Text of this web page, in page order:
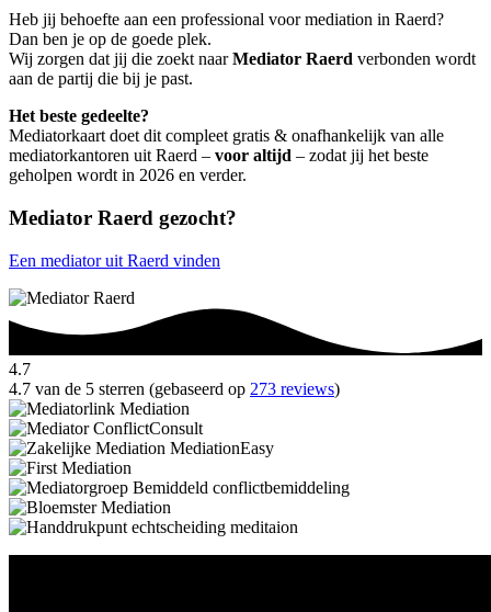
Heb jij behoefte aan een professional voor mediation in Raerd?
Dan ben je op de goede plek.
Wij zorgen dat jij die zoekt naarMediator Raerd verbonden wordt
aan de partij die bij je past.
Het beste gedeelte?
Mediatorkaart doet dit compleet gratis & onafhankelijk van alle
mediatorkantoren uit Raerd – voor altijd – zodat jij het beste
geholpen wordt in 2026 en verder.
Mediator Raerd gezocht?
Een mediator uit Raerd vinden
4.7
4.7 van de 5 sterren (gebaseerd op 273 reviews)